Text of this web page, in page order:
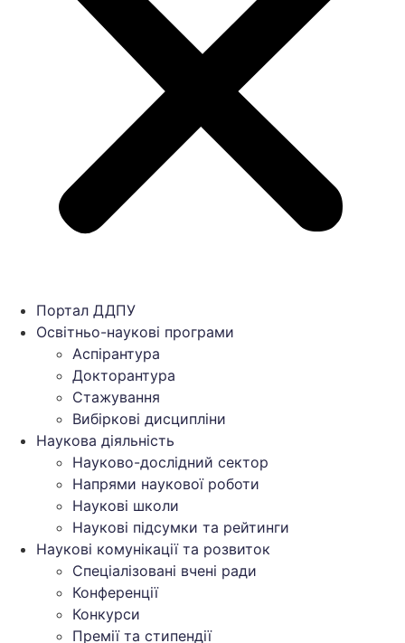
Портал ДДПУ
Освітньо-наукові програми
Аспірантура
Докторантура
Стажування
Вибіркові дисципліни
Наукова діяльність
Науково-дослідний сектор
Напрями наукової роботи
Наукові школи
Наукові підсумки та рейтинги
Наукові комунікації та розвиток
Спеціалізовані вчені ради
Конференції
Конкурси
Премії та стипендії